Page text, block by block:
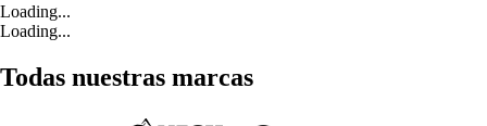
Loading...
Loading...
Todas nuestras marcas